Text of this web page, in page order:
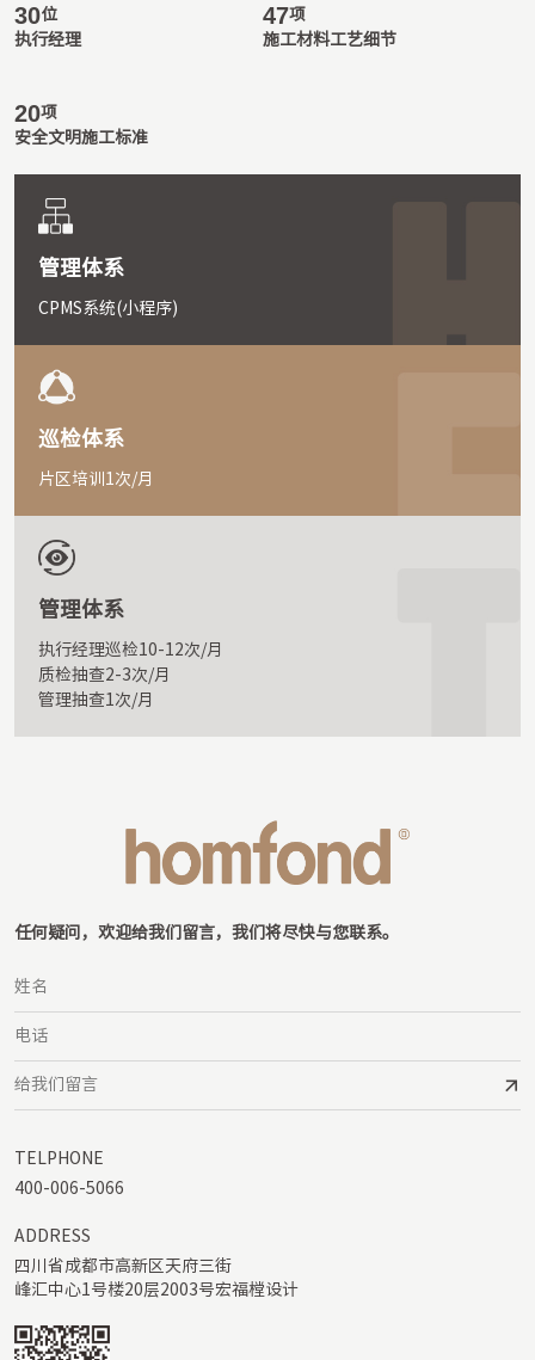
30位
执行经理
47项
施工材料工艺细节
20项
安全文明施工标准
管理体系
CPMS系统(小程序)
巡检体系
片区培训1次/月
管理体系
执行经理巡检10-12次/月
质检抽查2-3次/月
管理抽查1次/月
任何疑问，欢迎给我们留言，我们将尽快与您联系。
TELPHONE
400-006-5066
ADDRESS
四川省成都市高新区天府三街
峰汇中心1号楼20层2003号宏福樘设计